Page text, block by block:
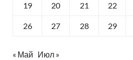
19 20 21 22
26 27 28 29
« Май Июл »